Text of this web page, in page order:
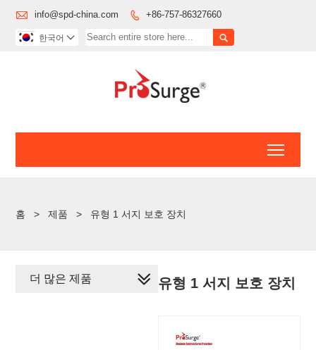
 info@spd-china.com  +86-757-86327660

한국어 
홈 > 제품 > 유형 1 서지 보호 장치
유형 1 서지 보호 장치
더 많은 제품